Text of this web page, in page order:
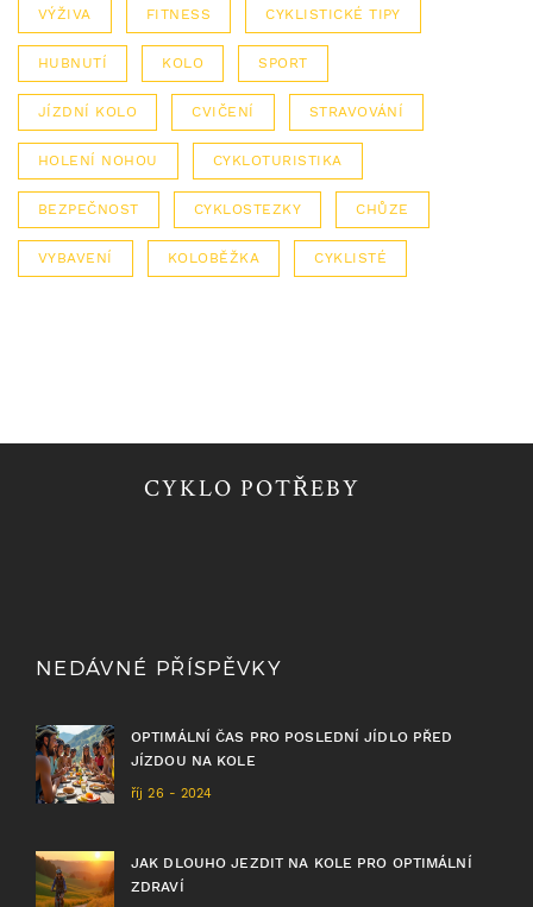
VÝŽIVA FITNESS CYKLISTICKÉ TIPY
HUBNUTÍ KOLO SPORT
JÍZDNÍ KOLO CVIČENÍ STRAVOVÁNÍ
HOLENÍ NOHOU CYKLOTURISTIKA
BEZPEČNOST CYKLOSTEZKY CHŮZE
VYBAVENÍ KOLOBĚŽKA CYKLISTÉ
CYKLO POTŘEBY
NEDÁVNÉ PŘÍSPĚVKY
OPTIMÁLNÍ ČAS PRO POSLEDNÍ JÍDLO PŘED
JÍZDOU NA KOLE
říj 26 - 2024
JAK DLOUHO JEZDIT NA KOLE PRO OPTIMÁLNÍ
ZDRAVÍ